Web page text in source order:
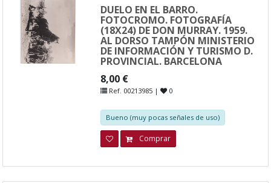
DUELO EN EL BARRO.
FOTOCROMO. FOTOGRAFÍA
(18X24) DE DON MURRAY. 1959.
AL DORSO TAMPÓN MINISTERIO
DE INFORMACIÓN Y TURISMO D.
PROVINCIAL. BARCELONA
8,00 €
Ref. 00213985 | 0
Bueno (muy pocas señales de uso)
Comprar